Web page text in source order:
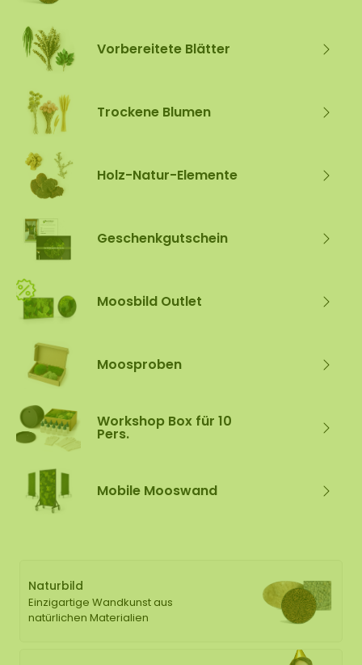
Vorbereitete Blätter
Trockene Blumen
Holz-Natur-Elemente
Geschenkgutschein
Moosbild Outlet
Moosproben
Workshop Box für 10
Pers.
Mobile Mooswand
Naturbild
Einzigartige Wandkunst aus
natürlichen Materialien